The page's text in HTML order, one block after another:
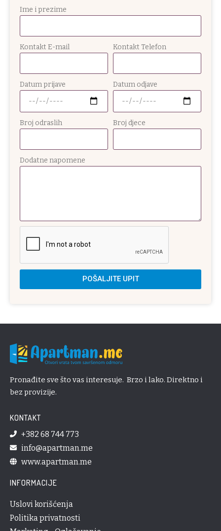
Ime i prezime
Kontakt E-mail Kontakt Telefon
Datum prijave Datum odjave
Broj odraslih Broj djece
Dodatne napomene
POŠALJITE UPIT
Pronađite sve što vas interesuje. Brzo i lako. Direktno i
bez provizije.
KONTAKT
+382 68 744 773
info@apartman.me
www.apartman.me
INFORMACIJE
Uslovi korišćenja
Politika privatnosti